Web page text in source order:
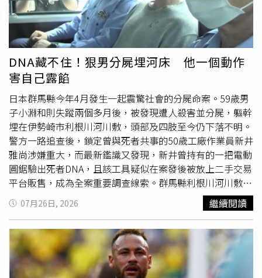
DNA藏不住！狠男分屍埋河床 他一個動作
害自己露餡
日本群馬縣今年4月發生一起震驚社會的分屍命案。59歲男
子小淵和則失蹤兩個多月後，被發現遭人殺害並分屍，軀幹
埋在伊勢崎市利根川河川敷，頭部及四肢至今仍下落不明。
警方一路追查後，鎖定曾與死者共事的50歲工廠作業員新井
雅尚涉嫌重大，而最新鑑識又發現，新井曾持有的一把電動
圓鋸驗出死者DNA，且該工具疑似在案發後被放上二手交易
平台販售，成為全案重要調查線索。群馬縣利根川河川敷分
屍命案偵辦持續推進，警方調查嫌犯犯案後疑似出售電動圓
鋸，相關交易紀錄成為調查重點。（圖／翻攝自YT，@FNN
プライムオンライン） 綜合《讀賣新聞》及多家日媒報
導，新井雅尚住在埼玉縣本庄市，與住在群馬縣前橋市的兼
職員工小淵和則曾是同事。警方指出，新井涉嫌於今年2月
26日前後，在群馬縣或周邊地區以不明方式殺害59歲的小
07月26日, 2026 繼續閱讀